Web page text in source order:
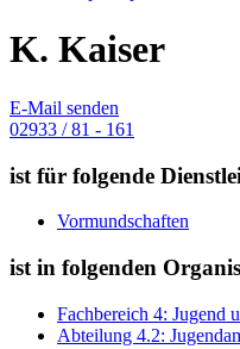
K. Kaiser
E-Mail senden
02933 / 81 - 161
ist für folgende
Vormundschaften
ist in folgenden
Fachbereich 4: Jugend
Abteilung 4.2: